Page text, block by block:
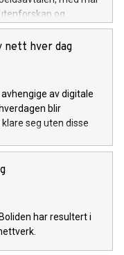
og
blir stadig mer digital.
nett hver dag
av digitale
blir
seg uten disse
har resultert i